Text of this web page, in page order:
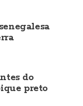
do
preto